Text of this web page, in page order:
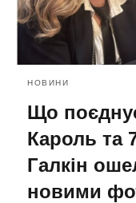
НОВИНИ
Що
Кароль та
Галкін
новими